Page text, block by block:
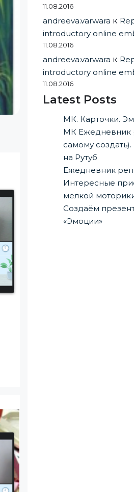
11.08.2016
andreeva.varwara к
introductory online
11.08.2016
andreeva.varwara к
introductory online
11.08.2016
Latest Posts
МК. Карточки.
МК Ежедневник
самому
на Рутуб
Ежедневник
Интересные
мелкой
Создаём
«Эмоции»